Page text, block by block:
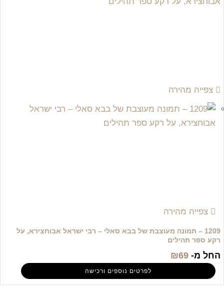
צפייה מהירה
צפייה מהירה
1209 – תמונה מעוצבת של בבא סאלי – רבי ישראל אבוחצירא, על
רקע ספר תהילים
החל מ- ₪69
לפרטים נוספים ורכישה